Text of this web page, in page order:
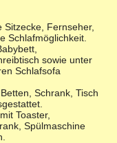
Fernseher,
Schlafmöglichkeit.
sowie unter
Schlafsofa
Schrank, Tisch
Toaster,
Spülmaschine